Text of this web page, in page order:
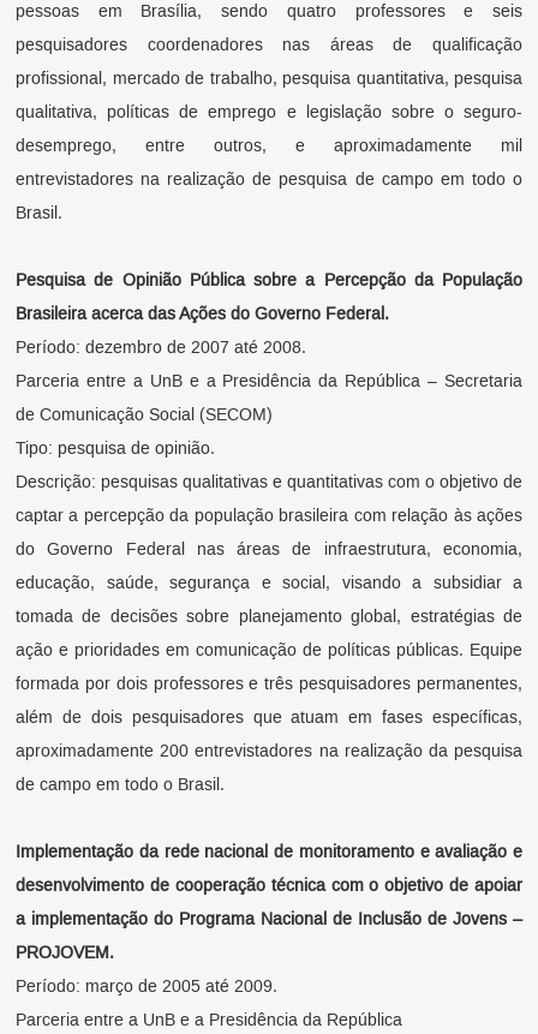
pessoas em Brasília, sendo quatro professores e seis
pesquisadores coordenadores nas áreas de qualificação
profissional, mercado de trabalho, pesquisa quantitativa, pesquisa
qualitativa, políticas de emprego e legislação sobre o seguro-
desemprego, entre outros, e aproximadamente mil
entrevistadores na realização de pesquisa de campo em todo o
Brasil.
Pesquisa de Opinião Pública sobre a Percepção da População
Brasileira acerca das Ações do Governo Federal.
Período: dezembro de 2007 até 2008.
Parceria entre a UnB e a Presidência da República – Secretaria
de Comunicação Social (SECOM)
Tipo: pesquisa de opinião.
Descrição: pesquisas qualitativas e quantitativas com o objetivo de
captar a percepção da população brasileira com relação às ações
do Governo Federal nas áreas de infraestrutura, economia,
educação, saúde, segurança e social, visando a subsidiar a
tomada de decisões sobre planejamento global, estratégias de
ação e prioridades em comunicação de políticas públicas. Equipe
formada por dois professores e três pesquisadores permanentes,
além de dois pesquisadores que atuam em fases específicas,
aproximadamente 200 entrevistadores na realização da pesquisa
de campo em todo o Brasil.
Implementação da rede nacional de monitoramento e avaliação e
desenvolvimento de cooperação técnica com o objetivo de apoiar
a implementação do Programa Nacional de Inclusão de Jovens –
PROJOVEM.
Período: março de 2005 até 2009.
Parceria entre a UnB e a Presidência da República